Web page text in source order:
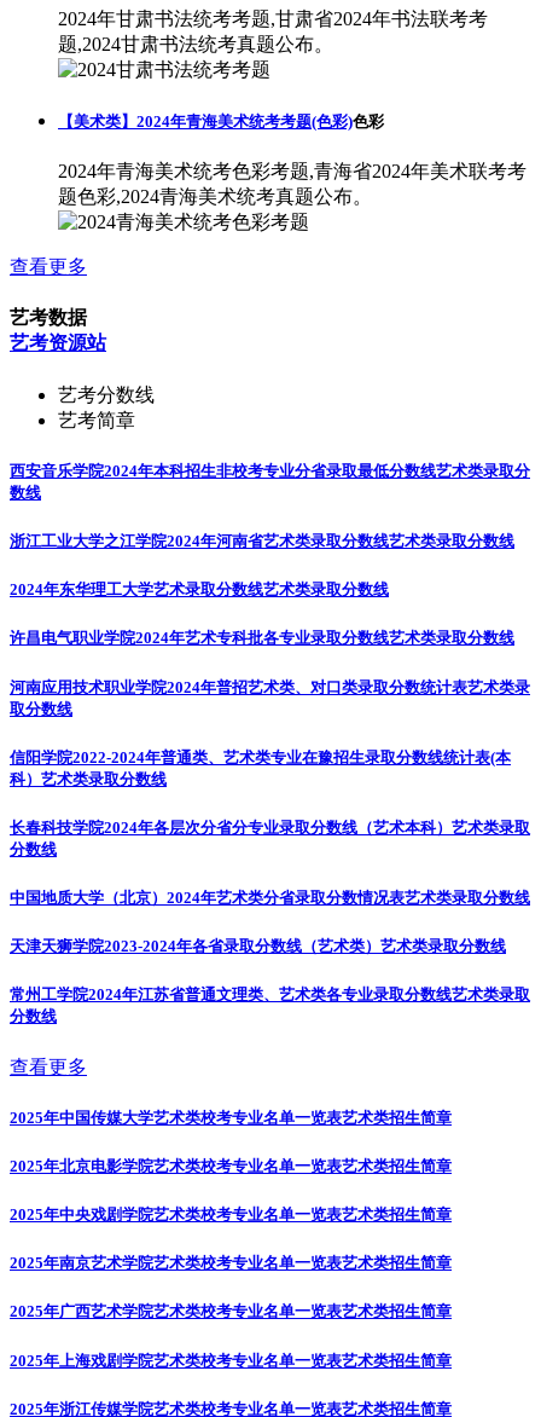
2024年甘肃书法统考考题,甘肃省2024年书法联考考
题,2024甘肃书法统考真题公布。
【美术类】2024年青海美术统考考题(色彩)色彩
2024年青海美术统考色彩考题,青海省2024年美术联考考
题色彩,2024青海美术统考真题公布。
查看更多
艺考数据
艺考资源站
艺考分数线
艺考简章
西安音乐学院2024年本科招生非校考专业分省录取最低分数线艺术类录取分
数线
浙江工业大学之江学院2024年河南省艺术类录取分数线艺术类录取分数线
2024年东华理工大学艺术录取分数线艺术类录取分数线
许昌电气职业学院2024年艺术专科批各专业录取分数线艺术类录取分数线
河南应用技术职业学院2024年普招艺术类、对口类录取分数统计表艺术类录
取分数线
信阳学院2022-2024年普通类、艺术类专业在豫招生录取分数线统计表(本
科） 艺术类录取分数线
长春科技学院2024年各层次分省分专业录取分数线（艺术本科） 艺术类录取
分数线
中国地质大学（北京）2024年艺术类分省录取分数情况表艺术类录取分数线
天津天狮学院2023-2024年各省录取分数线（艺术类） 艺术类录取分数线
常州工学院2024年江苏省普通文理类、艺术类各专业录取分数线艺术类录取
分数线
查看更多
2025年中国传媒大学艺术类校考专业名单一览表艺术类招生简章
2025年北京电影学院艺术类校考专业名单一览表艺术类招生简章
2025年中央戏剧学院艺术类校考专业名单一览表艺术类招生简章
2025年南京艺术学院艺术类校考专业名单一览表艺术类招生简章
2025年广西艺术学院艺术类校考专业名单一览表艺术类招生简章
2025年上海戏剧学院艺术类校考专业名单一览表艺术类招生简章
2025年浙江传媒学院艺术类校考专业名单一览表艺术类招生简章